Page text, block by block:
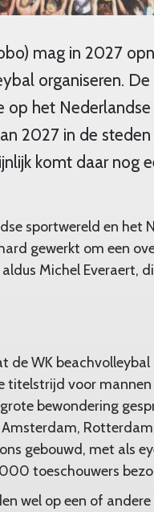
mag in 2027
organiseren.
het
2027 in de
komt daar nog
sportwereld en het
gewerkt om een
Michel Everaert,
de WK
titelstrijd voor
bewondering
gebouwd, met als
toeschouwers
wel op een of